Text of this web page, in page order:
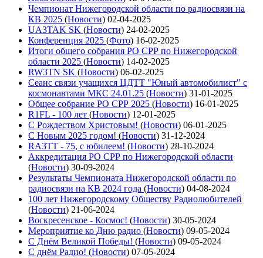
Чемпионат Нижегородской области по радиосвязи на
КВ 2025 (Новости) 02-04-2025
UA3TAK SK (Новости) 24-02-2025
Конференция 2025 (Фото) 16-02-2025
Итоги общего собрания РО СРР по Нижегородской
области 2025 (Новости) 14-02-2025
RW3TN SK (Новости) 06-02-2025
Сеанс связи учащихся ЦДТТ "Юный автомобилист" с
космонавтами МКС 24.01.25 (Новости) 31-01-2025
Общее собрание РО СРР 2025 (Новости) 16-01-2025
R1FL - 100 лет (Новости) 12-01-2025
С Рождеством Христовым! (Новости) 06-01-2025
С Новым 2025 годом! (Новости) 31-12-2024
RA3TT - 75, с юбилеем! (Новости) 28-10-2024
Аккредитация РО СРР по Нижегородской области
(Новости) 30-09-2024
Результаты Чемпионата Нижегородской области по
радиосвязи на КВ 2024 года (Новости) 04-08-2024
100 лет Нижегородскому Обществу Радиолюбителей
(Новости) 21-06-2024
Воскресенское - Космос! (Новости) 30-05-2024
Мероприятие ко Дню радио (Новости) 09-05-2024
С Днём Великой Победы! (Новости) 09-05-2024
С днём Радио! (Новости) 07-05-2024